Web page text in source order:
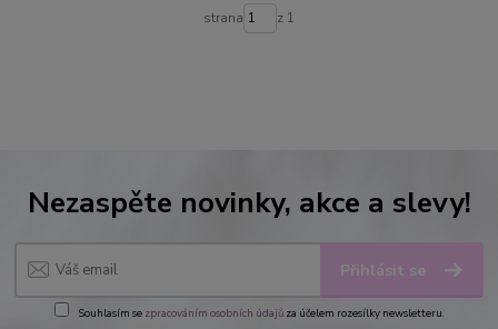
strana z 1
Nezaspěte novinky, akce a slevy!
Přihlásit se
Souhlasím se zpracováním osobních údajůza účelem rozesílky newsletteru.